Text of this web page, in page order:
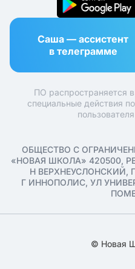
Саша — ассистент
в телеграмме
ПО распространяется
специальные действия
ОБЩЕСТВО С
«НОВАЯ ШКОЛА» 420500,
Н ВЕРХНЕУСЛОНСКИЙ,
Г ИННОПОЛИС, УЛ
© Новая